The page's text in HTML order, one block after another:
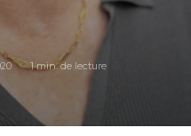
1min. de lecture